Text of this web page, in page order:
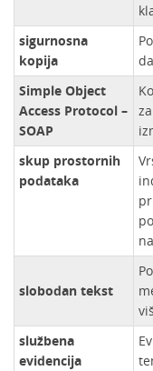
sigurnosna
kopija
Simple Object
Access Protocol –
SOAP
skup prostornih
podataka
slobodan tekst
službena
evidencija